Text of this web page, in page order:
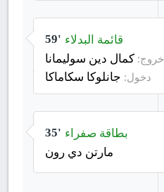
59' قائمة البدلاء
خروج: كمال دين سوليمانا
دخول: جانلوكا سكاماكا
35' بطاقة صفراء
مارتن دي رون